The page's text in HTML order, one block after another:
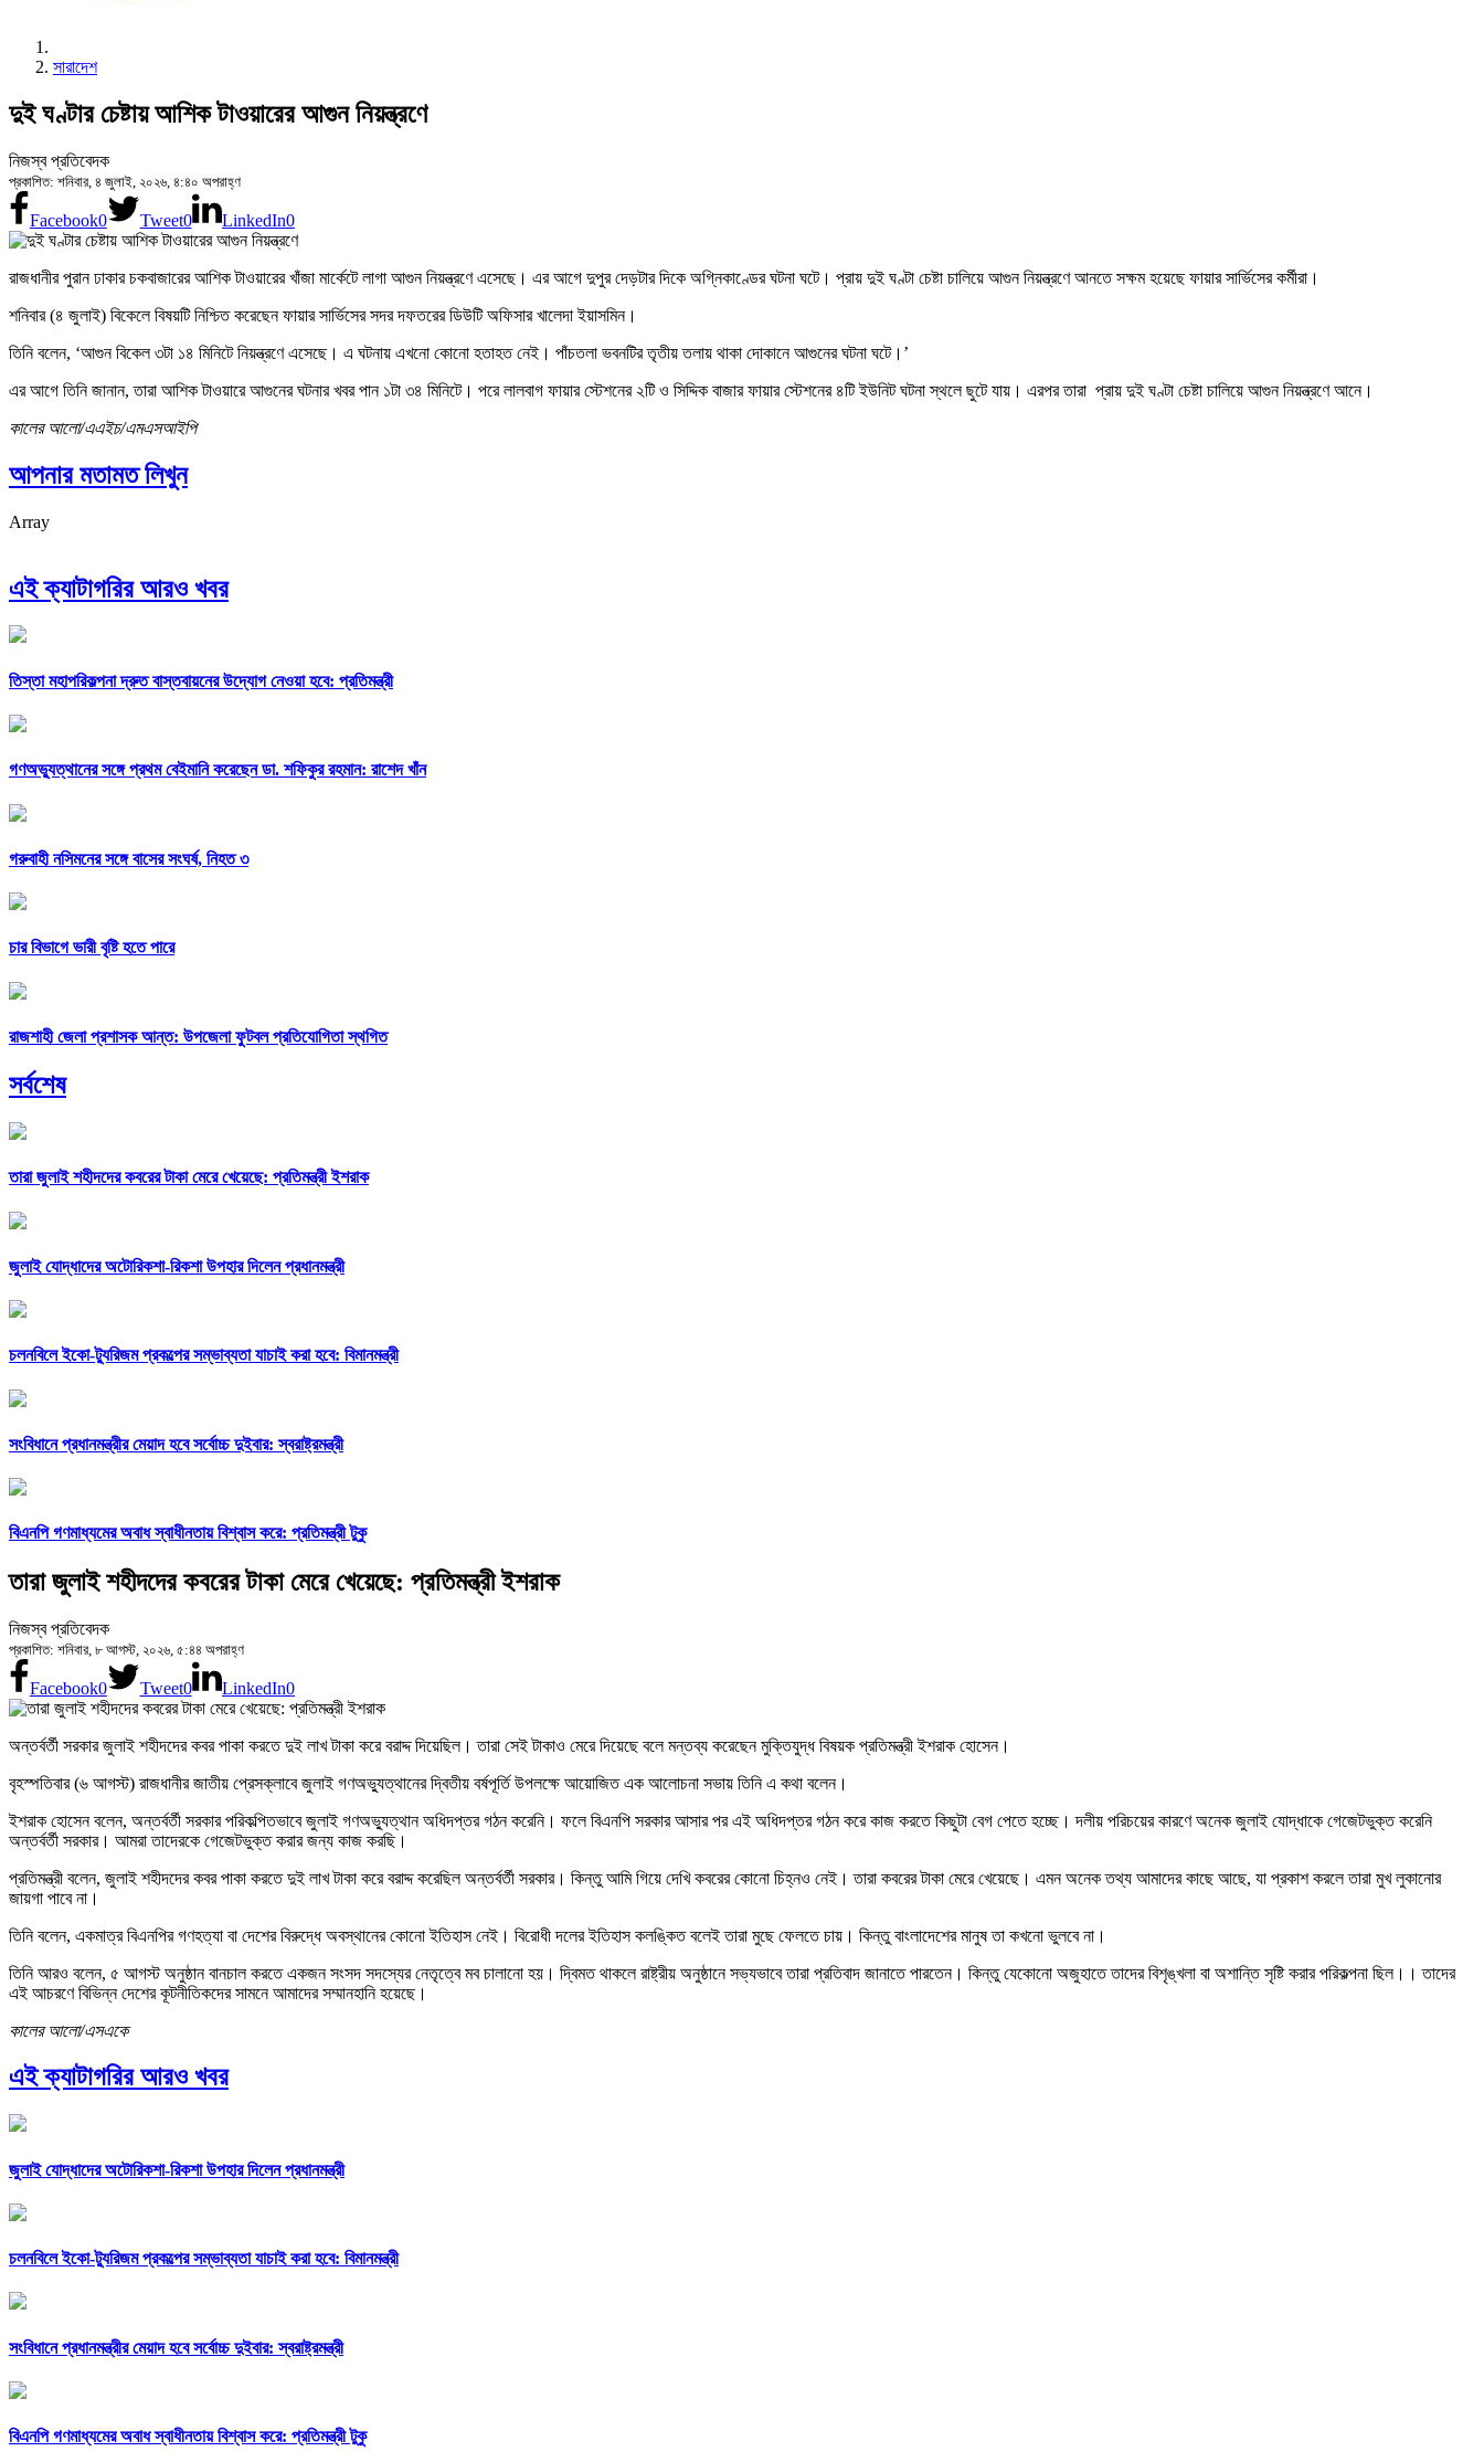
সারাদেশ
দুই ঘণ্টার চেষ্টায় আশিক টাওয়ারের আগুন নিয়ন্ত্রণে
নিজস্ব প্রতিবেদক
প্রকাশিত: শনিবার, ৪ জুলাই, ২০২৬, ৪:৪০ অপরাহ্ণ
Facebook0 Tweet0 LinkedIn0
রাজধানীর পুরান ঢাকার চকবাজারের আশিক টাওয়ারের খাঁজা মার্কেটে লাগা আগুন নিয়ন্ত্রণে এসেছে। এর আগে দুপুর দেড়টার দিকে অগ্নিকাণ্ডের ঘটনা ঘটে। প্রায় দুই ঘণ্টা চেষ্টা চালিয়ে আগুন নিয়ন্ত্রণে আনতে সক্ষম হয়েছে ফায়ার সার্ভিসের কর্মীরা।
শনিবার (৪ জুলাই) বিকেলে বিষয়টি নিশ্চিত করেছেন ফায়ার সার্ভিসের সদর দফতরের ডিউটি অফিসার খালেদা ইয়াসমিন।
তিনি বলেন, ‘আগুন বিকেল ৩টা ১৪ মিনিটে নিয়ন্ত্রণে এসেছে। এ ঘটনায় এখনো কোনো হতাহত নেই। পাঁচতলা ভবনটির তৃতীয় তলায় থাকা দোকানে আগুনের ঘটনা ঘটে।’
এর আগে তিনি জানান, তারা আশিক টাওয়ারে আগুনের ঘটনার খবর পান ১টা ৩৪ মিনিটে। পরে লালবাগ ফায়ার স্টেশনের ২টি ও সিদ্দিক বাজার ফায়ার স্টেশনের ৪টি ইউনিট ঘটনা স্থলে ছুটে যায়। এরপর তারা প্রায় দুই ঘণ্টা চেষ্টা চালিয়ে আগুন নিয়ন্ত্রণে আনে।
কালের আলো/এএইচ/এমএসআইপি
আপনার মতামত লিখুন
Array
এই ক্যাটাগরির আরও খবর
তিস্তা মহাপরিকল্পনা দ্রুত বাস্তবায়নের উদ্যোগ নেওয়া হবে: প্রতিমন্ত্রী
গণঅভ্যুত্থানের সঙ্গে প্রথম বেইমানি করেছেন ডা. শফিকুর রহমান: রাশেদ খাঁন
গরুবাহী নসিমনের সঙ্গে বাসের সংঘর্ষ, নিহত ৩
চার বিভাগে ভারী বৃষ্টি হতে পারে
রাজশাহী জেলা প্রশাসক আন্ত: উপজেলা ফুটবল প্রতিযোগিতা স্থগিত
সর্বশেষ
তারা জুলাই শহীদদের কবরের টাকা মেরে খেয়েছে: প্রতিমন্ত্রী ইশরাক
জুলাই যোদ্ধাদের অটোরিকশা-রিকশা উপহার দিলেন প্রধানমন্ত্রী
চলনবিলে ইকো-ট্যুরিজম প্রকল্পের সম্ভাব্যতা যাচাই করা হবে: বিমানমন্ত্রী
সংবিধানে প্রধানমন্ত্রীর মেয়াদ হবে সর্বোচ্চ দুইবার: স্বরাষ্ট্রমন্ত্রী
বিএনপি গণমাধ্যমের অবাধ স্বাধীনতায় বিশ্বাস করে: প্রতিমন্ত্রী টুকু
তারা জুলাই শহীদদের কবরের টাকা মেরে খেয়েছে: প্রতিমন্ত্রী ইশরাক
নিজস্ব প্রতিবেদক
প্রকাশিত: শনিবার, ৮ আগস্ট, ২০২৬, ৫:৪৪ অপরাহ্ণ
Facebook0 Tweet0 LinkedIn0
অন্তর্বর্তী সরকার জুলাই শহীদদের কবর পাকা করতে দুই লাখ টাকা করে বরাদ্দ দিয়েছিল। তারা সেই টাকাও মেরে দিয়েছে বলে মন্তব্য করেছেন মুক্তিযুদ্ধ বিষয়ক প্রতিমন্ত্রী ইশরাক হোসেন।
বৃহস্পতিবার (৬ আগস্ট) রাজধানীর জাতীয় প্রেসক্লাবে জুলাই গণঅভ্যুত্থানের দ্বিতীয় বর্ষপূর্তি উপলক্ষে আয়োজিত এক আলোচনা সভায় তিনি এ কথা বলেন।
ইশরাক হোসেন বলেন, অন্তর্বর্তী সরকার পরিকল্পিতভাবে জুলাই গণঅভ্যুত্থান অধিদপ্তর গঠন করেনি। ফলে বিএনপি সরকার আসার পর এই অধিদপ্তর গঠন করে কাজ করতে কিছুটা বেগ পেতে হচ্ছে। দলীয় পরিচয়ের কারণে অনেক জুলাই যোদ্ধাকে গেজেটভুক্ত করেনি
অন্তর্বর্তী সরকার। আমরা তাদেরকে গেজেটভুক্ত করার জন্য কাজ করছি।
প্রতিমন্ত্রী বলেন, জুলাই শহীদদের কবর পাকা করতে দুই লাখ টাকা করে বরাদ্দ করেছিল অন্তর্বর্তী সরকার। কিন্তু আমি গিয়ে দেখি কবরের কোনো চিহ্নও নেই। তারা কবরের টাকা মেরে খেয়েছে। এমন অনেক তথ্য আমাদের কাছে আছে, যা প্রকাশ করলে তারা মুখ লুকানোর
জায়গা পাবে না।
তিনি বলেন, একমাত্র বিএনপির গণহত্যা বা দেশের বিরুদ্ধে অবস্থানের কোনো ইতিহাস নেই। বিরোধী দলের ইতিহাস কলঙ্কিত বলেই তারা মুছে ফেলতে চায়। কিন্তু বাংলাদেশের মানুষ তা কখনো ভুলবে না।
তিনি আরও বলেন, ৫ আগস্ট অনুষ্ঠান বানচাল করতে একজন সংসদ সদস্যের নেতৃত্বে মব চালানো হয়। দ্বিমত থাকলে রাষ্ট্রীয় অনুষ্ঠানে সভ্যভাবে তারা প্রতিবাদ জানাতে পারতেন। কিন্তু যেকোনো অজুহাতে তাদের বিশৃঙ্খলা বা অশান্তি সৃষ্টি করার পরিকল্পনা ছিল।। তাদের
এই আচরণে বিভিন্ন দেশের কূটনীতিকদের সামনে আমাদের সম্মানহানি হয়েছে।
কালের আলো/এসএকে
এই ক্যাটাগরির আরও খবর
জুলাই যোদ্ধাদের অটোরিকশা-রিকশা উপহার দিলেন প্রধানমন্ত্রী
চলনবিলে ইকো-ট্যুরিজম প্রকল্পের সম্ভাব্যতা যাচাই করা হবে: বিমানমন্ত্রী
সংবিধানে প্রধানমন্ত্রীর মেয়াদ হবে সর্বোচ্চ দুইবার: স্বরাষ্ট্রমন্ত্রী
বিএনপি গণমাধ্যমের অবাধ স্বাধীনতায় বিশ্বাস করে: প্রতিমন্ত্রী টুকু